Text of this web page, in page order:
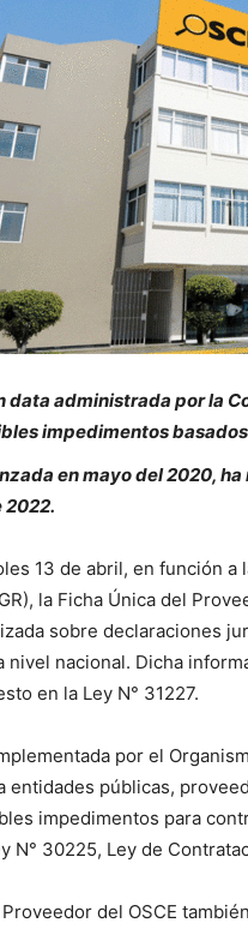
data administrada por la
impedimentos
en mayo del 2020,
2022.
13 de abril, en función
la Ficha Única del
sobre declaraciones
nivel nacional. Dicha
en la Ley N° 31227.
por el
entidades públicas,
impedimentos para
N° 30225, Ley de
del OSCE